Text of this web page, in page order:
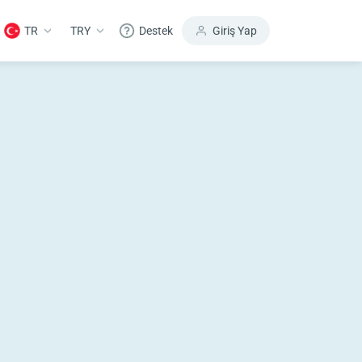
TR TRY Destek Giriş Yap